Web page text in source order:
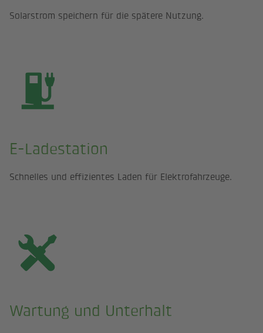
Solarstrom speichern für die spätere Nutzung.
E-Ladestation
Schnelles und effizientes Laden für Elektrofahrzeuge.
Wartung und Unterhalt